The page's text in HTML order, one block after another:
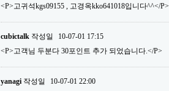
<P>고귀석kgs09155 , 고경옥kko641018입니다^^</P>
cubictalk 작성일
10-07-01 17:15
<P>고객님 두분다 30포인트 추가 되었습니다.</P>
yanagi 작성일
10-07-01 22:00